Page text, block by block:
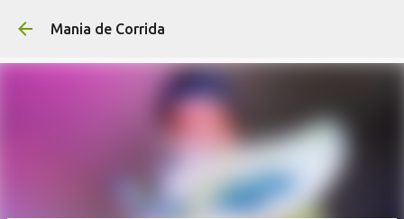
Mania de Corrida